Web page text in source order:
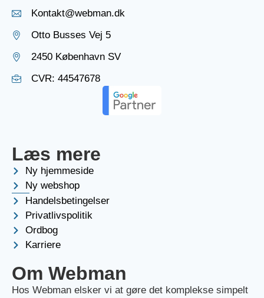
Kontakt@webman.dk
Otto Busses Vej 5
2450 København SV
CVR: 44547678
Læs mere
Ny hjemmeside
Ny webshop
Handelsbetingelser
Privatlivspolitik
Ordbog
Karriere
Om Webman
Hos Webman elsker vi at gøre det komplekse simpelt